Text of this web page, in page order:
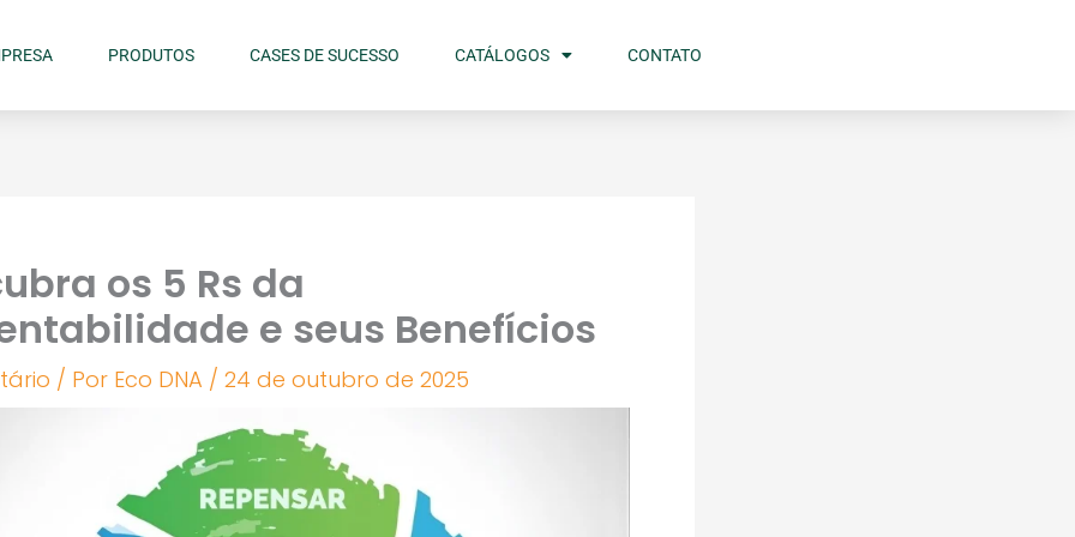
PRODUTOS CASES DE SUCESSO CATÁLOGOS CONTATO
os 5 Rs da
e seus Benefícios
/ Por Eco DNA / 24 de outubro de 2025